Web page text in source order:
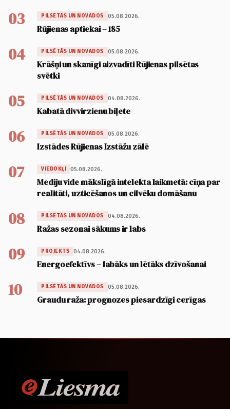
03 PILSĒTĀS UN NOVADOS 05.08.2026.
Rūjienas aptiekai – 185
04 PILSĒTĀS UN NOVADOS 05.08.2026.
Krāšņi un skanīgi aizvadīti Rūjienas pilsētas
svētki
05 PILSĒTĀS UN NOVADOS 04.08.2026.
Kabatā divvirzienu biļete
06 PILSĒTĀS UN NOVADOS 05.08.2026.
Izstādes Rūjienas Izstāžu zālē
07 VIEDOKĻI 05.08.2026.
Mediju vide mākslīgā intelekta laikmetā: cīņa par
realitāti, uzticēšanos un cilvēku domāšanu
08 PILSĒTĀS UN NOVADOS 04.08.2026.
Ražas sezonai sākums ir labs
09 PROJEKTS 04.08.2026.
Energoefektīvs – labāks un lētāks dzīvošanai
10 PILSĒTĀS UN NOVADOS 05.08.2026.
Graudu raža: prognozes piesardzīgi cerīgas